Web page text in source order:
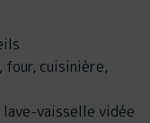
cuisinière,
vaisselle vidée